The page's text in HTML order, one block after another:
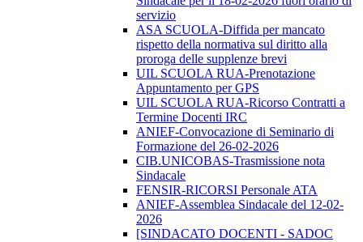
servizio
ASA SCUOLA-Diffida per mancato
rispetto della normativa sul diritto alla
proroga delle supplenze brevi
UIL SCUOLA RUA-Prenotazione
Appuntamento per GPS
UIL SCUOLA RUA-Ricorso Contratti a
Termine Docenti IRC
ANIEF-Convocazione di Seminario di
Formazione del 26-02-2026
CIB.UNICOBAS-Trasmissione nota
Sindacale
FENSIR-RICORSI Personale ATA
ANIEF-Assemblea Sindacale del 12-02-
2026
[SINDACATO DOCENTI - SADOC